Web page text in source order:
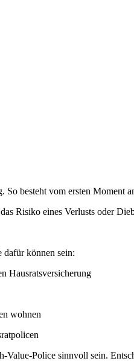
So besteht vom ersten Moment
Risiko eines Verlusts oder
dafür können sein:
Hausratsversicherung
wohnen
Police sinnvoll sein.